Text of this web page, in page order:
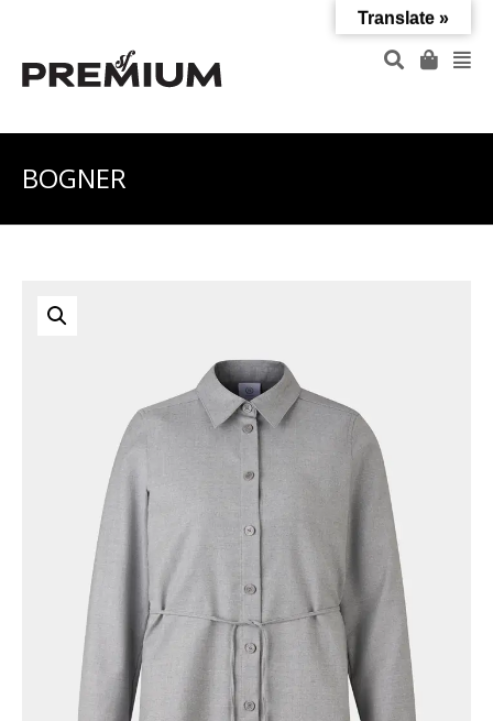
BOGNER
Translate »